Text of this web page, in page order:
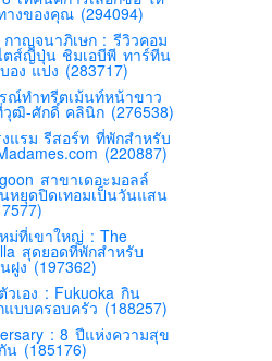
างของคุณ (294094)
าญจนาภิเษก : รีวิวคอม
ส์ญี่ปุ่น ชิมเอบีพี ทาร์ทีน
อง แปง (283717)
ณ์ทำทรีตเม้นท์หน้าขาว
วุฒิ-ศักดิ์ คลินิก (276538)
แรม รีสอร์ท ที่พักสำหรับ
(220887)
สาขาเดอะมอลล์
หยุดปิดเทอมเป็นวันแสน
ม่ที่เขาใหญ่ : The
สุดยอดที่พักสำหรับ
ฝูง (197362)
วเอง : Fukuoka กิน
บบครอบครัว (188257)
: 8 ปีแห่งความสุข
(185176)